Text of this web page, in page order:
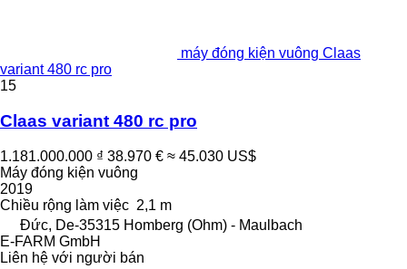
máy đóng kiện vuông Claas
variant 480 rc pro
15
Claas variant 480 rc pro
1.181.000.000 ₫ 38.970 € ≈ 45.030 US$
Máy đóng kiện vuông
2019
Chiều rộng làm việc 2,1 m
Đức, De-35315 Homberg (Ohm) - Maulbach
E-FARM GmbH
Liên hệ với người bán